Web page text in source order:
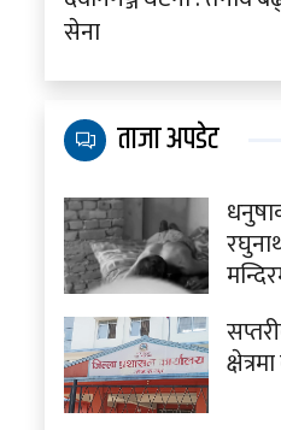
सेना
ताजा अपडेट